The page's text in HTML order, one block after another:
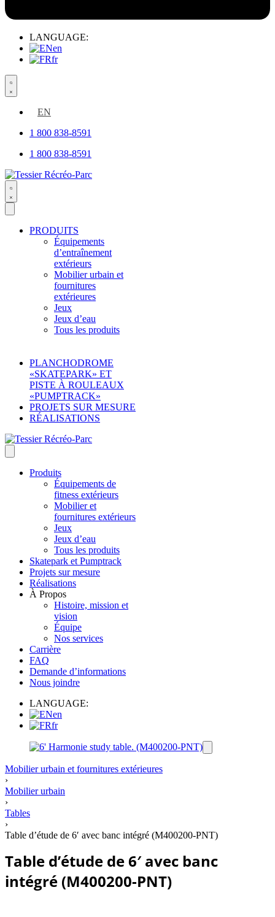
LANGUAGE:
en
fr
Search
EN
1 800 838-8591
1 800 838-8591
Search
open
PRODUITS
Équipements
d’entraînement
extérieurs
Mobilier urbain et
fournitures
extérieures
Jeux
Jeux d’eau
Tous les produits
PLANCHODROME
«SKATEPARK» ET
PISTE À ROULEAUX
«PUMPTRACK»
PROJETS SUR MESURE
RÉALISATIONS
Produits
Équipements de
fitness extérieurs
Mobilier et
fournitures extérieurs
Jeux
Jeux d’eau
Tous les produits
Skatepark et Pumptrack
Projets sur mesure
Réalisations
À Propos
Histoire, mission et
vision
Équipe
Nos services
Carrière
FAQ
Demande d’informations
Nous joindre
LANGUAGE:
en
fr
Mobilier urbain et fournitures extérieures
›
Mobilier urbain
›
Tables
›
Table d’étude de 6′ avec banc intégré (M400200-PNT)
Table d’étude de 6′ avec banc
intégré (M400200-PNT)